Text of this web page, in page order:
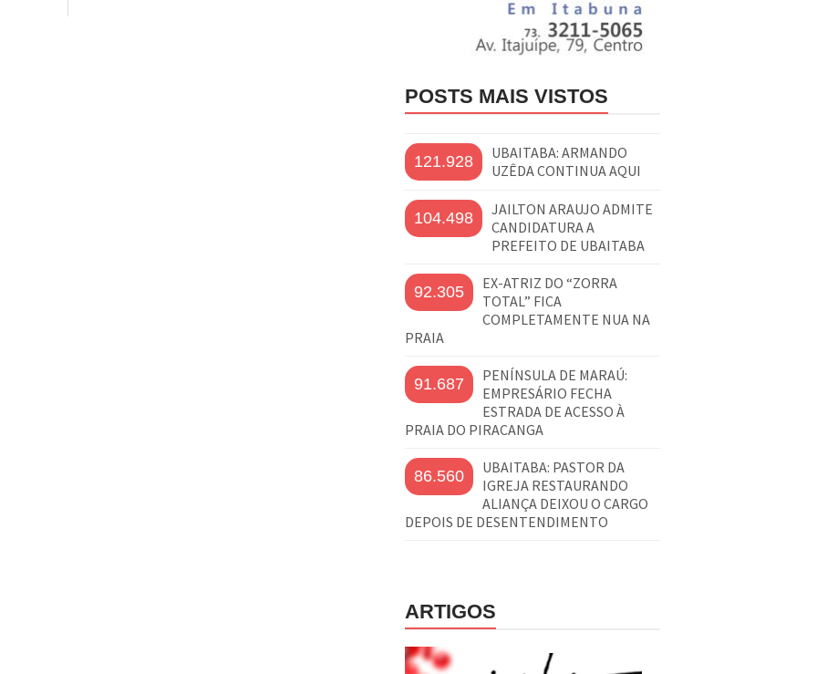
POSTS MAIS VISTOS
121.928
UBAITABA: ARMANDO
UZÊDA CONTINUA AQUI
104.498
JAILTON ARAUJO ADMITE
CANDIDATURA A
PREFEITO DE UBAITABA
92.305
EX-ATRIZ DO “ZORRA
TOTAL” FICA
COMPLETAMENTE NUA NA
PRAIA
91.687
PENÍNSULA DE MARAÚ:
EMPRESÁRIO FECHA
ESTRADA DE ACESSO À
PRAIA DO PIRACANGA
86.560
UBAITABA: PASTOR DA
IGREJA RESTAURANDO
ALIANÇA DEIXOU O CARGO
DEPOIS DE DESENTENDIMENTO
ARTIGOS